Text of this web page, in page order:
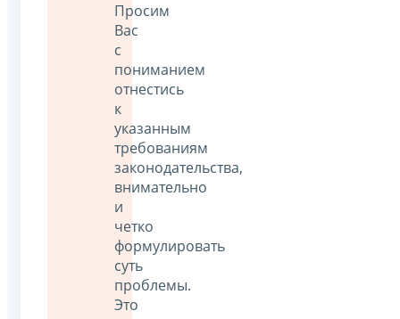
Просим
Вас
с
пониманием
отнестись
к
указанным
требованиям
законодательства,
внимательно
и
четко
формулировать
суть
проблемы.
Это